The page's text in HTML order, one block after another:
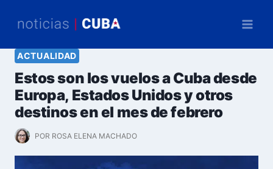
ACTUALIDAD
Estos son los vuelos a Cuba desde
Europa, Estados Unidos y otros
destinos en el mes de febrero
POR ROSA ELENA MACHADO